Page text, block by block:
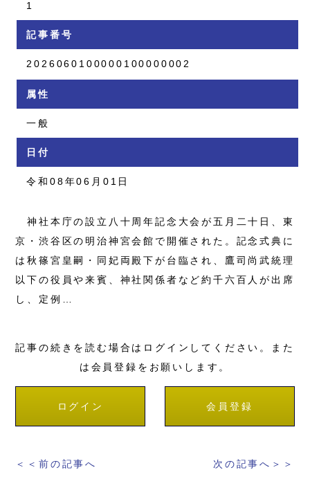
1
記事番号
2026060100000100000002
属性
一般
日付
令和08年06月01日
神社本庁の設立八十周年記念大会が五月二十日、東
京・渋谷区の明治神宮会館で開催された。記念式典に
は秋篠宮皇嗣・同妃両殿下が台臨され、鷹司尚武統理
以下の役員や来賓、神社関係者など約千六百人が出席
し、定例…
記事の続きを読む場合はログインしてください。また
は会員登録をお願いします。
ログイン 会員登録
＜＜前の記事へ 次の記事へ＞＞